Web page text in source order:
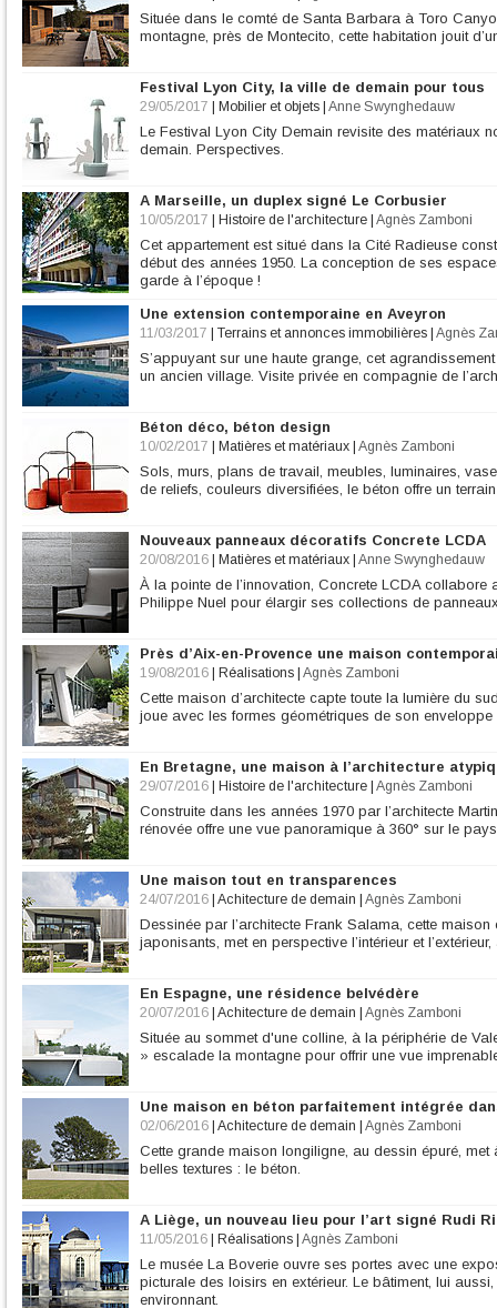
Située dans le comté de Santa Barbara à Toro
montagne, près de Montecito, cette habitation jouit
Festival Lyon City, la ville de demain pour tous
29/05/2017 Mobilier et objets Anne Swynghedauw
Le Festival Lyon City Demain revisite des matériaux
demain. Perspectives.
A Marseille, un duplex signé Le Corbusier
10/05/2017 Histoire de l'architecture Agnès Zamboni
Cet appartement est situé dans la Cité Radieuse
début des années 1950. La conception de ses
garde à l’époque !
Une extension contemporaine en Aveyron
11/03/2017 Terrains et annonces immobilières Agnès
S’appuyant sur une haute grange, cet
un ancien village. Visite privée en compagnie de
Béton déco, béton design
10/02/2017 Matières et matériaux Agnès Zamboni
Sols, murs, plans de travail, meubles, luminaires,
de reliefs, couleurs diversifiées, le béton offre un
Nouveaux panneaux décoratifs Concrete LCDA
20/08/2016 Matières et matériaux Anne Swynghedauw
À la pointe de l’innovation, Concrete LCDA collabore
Philippe Nuel pour élargir ses collections de
Près d’Aix-en-Provence une maison
19/08/2016 Réalisations Agnès Zamboni
Cette maison d’architecte capte toute la lumière du
joue avec les formes géométriques de son enveloppe
En Bretagne, une maison à l’architecture
29/07/2016 Histoire de l'architecture Agnès Zamboni
Construite dans les années 1970 par l’architecte
rénovée offre une vue panoramique à 360° sur le
Une maison tout en transparences
24/07/2016 Achitecture de demain Agnès Zamboni
Dessinée par l’architecte Frank Salama, cette
japonisants, met en perspective l’intérieur et
En Espagne, une résidence belvédère
20/07/2016 Achitecture de demain Agnès Zamboni
Située au sommet d'une colline, à la périphérie de
» escalade la montagne pour offrir une vue
Une maison en béton parfaitement intégrée
02/06/2016 Achitecture de demain Agnès Zamboni
Cette grande maison longiligne, au dessin épuré, met
belles textures : le béton.
A Liège, un nouveau lieu pour l’art signé Rudi
11/05/2016 Réalisations Agnès Zamboni
Le musée La Boverie ouvre ses portes avec une
picturale des loisirs en extérieur. Le bâtiment, lui
environnant.